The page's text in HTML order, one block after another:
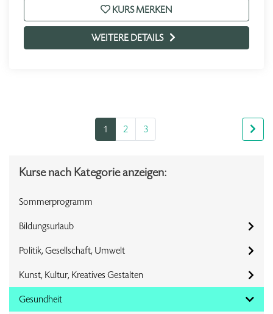
KURS MERKEN
WEITERE DETAILS
1 2 3
Kurse nach Kategorie anzeigen:
Sommerprogramm
Bildungsurlaub
Politik, Gesellschaft, Umwelt
Kunst, Kultur, Kreatives Gestalten
Gesundheit